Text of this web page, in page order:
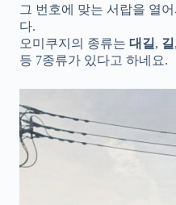
그 번호에 맞는 서랍을 열
다.
오미쿠지의 종류는 대길 , 길 ,
등 7종류가 있다고 하네요.